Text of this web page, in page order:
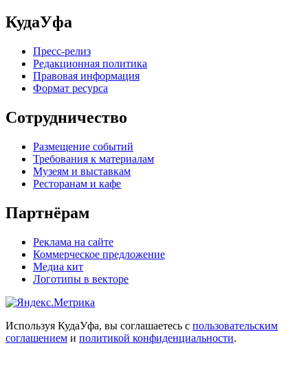
КудаУфа
Пресс-релиз
Редакционная политика
Правовая информация
Формат ресурса
Сотрудничество
Размещение событий
Требования к материалам
Музеям и выставкам
Ресторанам и кафе
Партнёрам
Реклама на сайте
Коммерческое предложение
Медиа кит
Логотипы в векторе
Используя КудаУфа, вы соглашаетесь с пользовательским
соглашением и политикой конфиденциальности.